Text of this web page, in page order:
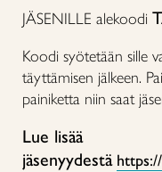
JÄSENILLE alekoodi
Koodi syötetään sille
täyttämisen jälkeen.
painiketta niin saat
Lue lisää
jäsenyydestä